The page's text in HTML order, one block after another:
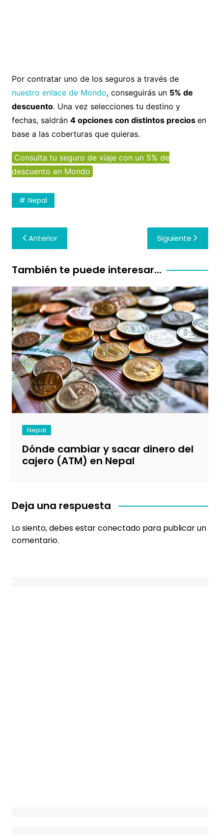
Por contratar uno de los seguros a través de
nuestro enlace de Mondo, conseguirás un 5% de
descuento. Una vez selecciones tu destino y
fechas, saldrán 4 opciones con distintos precios en
base a las coberturas que quieras.
Consulta tu seguro de viaje con un 5% de
descuento en Mondo
Nepal
Navegación
de
entradas
Anterior Siguiente
También te puede interesar...
Nepal
Dónde cambiar y sacar dinero del
cajero (ATM) en Nepal
Deja una respuesta
Lo siento, debes estarconectadopara publicar un
comentario.